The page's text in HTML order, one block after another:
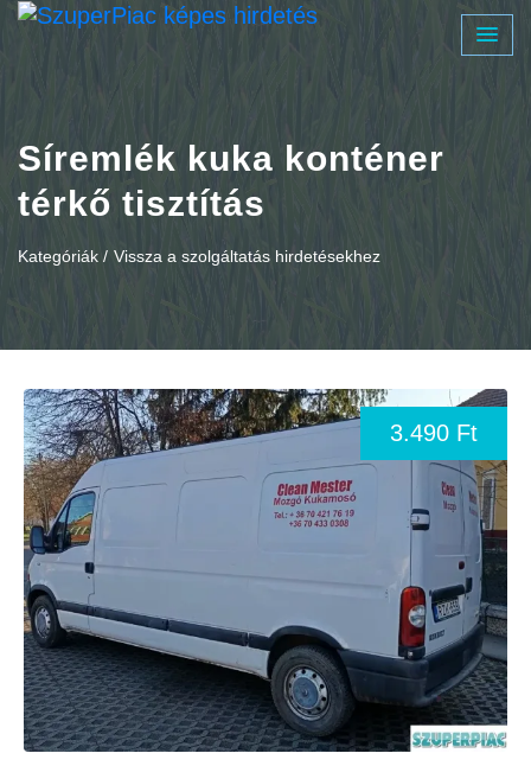
Síremlék kuka konténer
térkő tisztítás
Kategóriák / Vissza a szolgáltatás hirdetésekhez
3.490 Ft